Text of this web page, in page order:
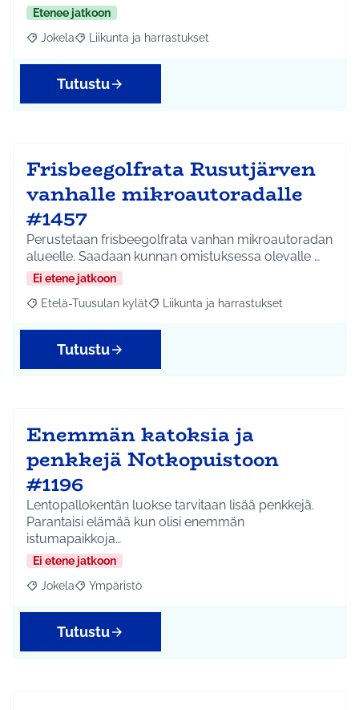
Etenee jatkoon
Rajaa tulokset aihepiirin mukaan: Jokela
Jokela Rajaa tulokset teeman mukaan: Liikunta ja
Liikunta ja harrastukset
Tutustu
Frisbeegolfrata Rusutjärven
vanhalle mikroautoradalle
#1457
Perustetaan frisbeegolfrata vanhan mikroautoradan
alueelle. Saadaan kunnan omistuksessa olevalle …
Ei etene jatkoon
Rajaa tulokset aihepiirin mukaan: Etelä-Tuusulan kylät
Etelä-Tuusulan kylät Rajaa tulokset teeman mukaan:
Liikunta ja harrastukset
Tutustu
Enemmän katoksia ja
penkkejä Notkopuistoon
#1196
Lentopallokentän luokse tarvitaan lisää penkkejä.
Parantaisi elämää kun olisi enemmän
istumapaikkoja…
Ei etene jatkoon
Rajaa tulokset aihepiirin mukaan: Jokela
Jokela Rajaa tulokset teeman mukaan: Ympäristö
Ympäristö
Tutustu